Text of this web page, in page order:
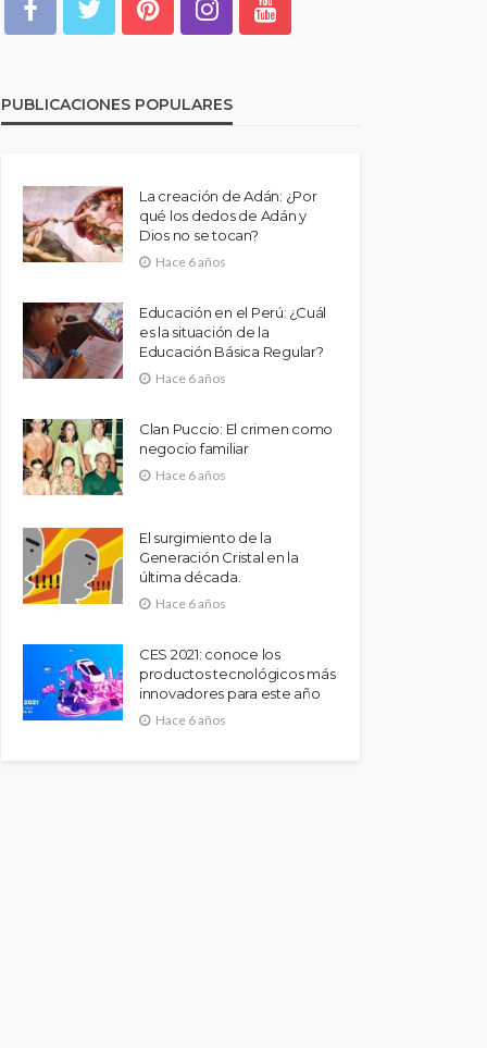
PUBLICACIONES POPULARES
La creación de Adán: ¿Por
qué los dedos de Adán y
Dios no se tocan?
Hace 6 años
Educación en el Perú: ¿Cuál
es la situación de la
Educación Básica Regular?
Hace 6 años
Clan Puccio: El crimen como
negocio familiar
Hace 6 años
El surgimiento de la
Generación Cristal en la
última década.
Hace 6 años
CES 2021: conoce los
productos tecnológicos más
innovadores para este año
Hace 6 años